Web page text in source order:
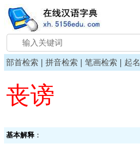
部首检索 | 拼音检索 | 笔画检索 | 起名
丧谤
基本解释 ：